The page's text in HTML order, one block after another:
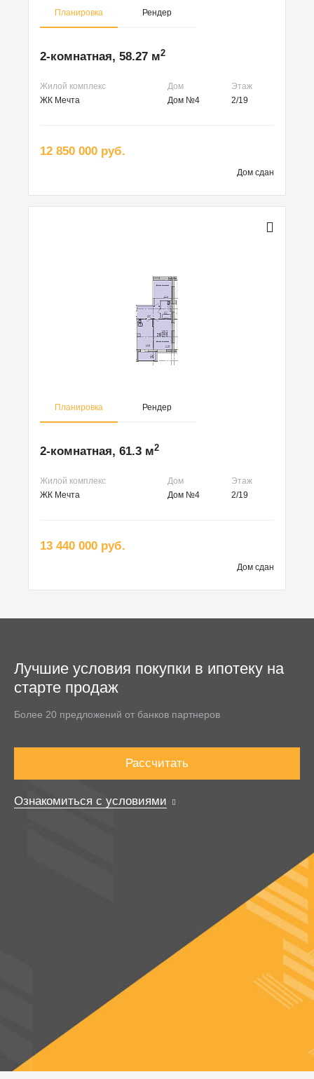
Планировка Рендер
2-комнатная, 58.27 м2
Жилой комплекс Дом
Этаж
ЖК Мечта
Дом №4 2/19
12 850 000 руб.
Дом сдан
Планировка Рендер
2-комнатная, 61.3 м2
Жилой комплекс Дом
Этаж
ЖК Мечта
Дом №4 2/19
13 440 000 руб.
Дом сдан
Лучшие условия покупки в ипотеку на
старте продаж
Более 20 предложений от банков партнеров
Рассчитать
Ознакомиться с условиями